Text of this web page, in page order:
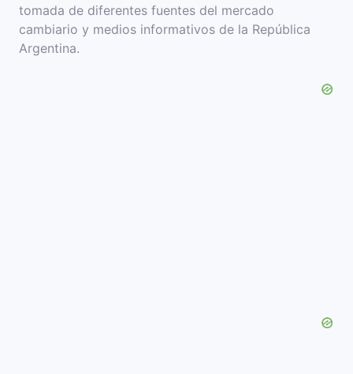
tomada de diferentes fuentes del mercado
cambiario y medios informativos de la República
Argentina.